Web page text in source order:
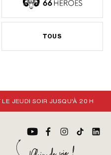
TOUS
LE JEUDI SOIR JUSQU'À 20 H